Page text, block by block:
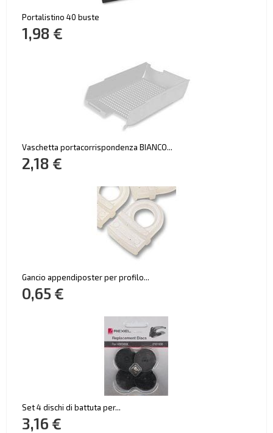
Portalistino 40 buste
1,98 €
Vaschetta portacorrispondenza BIANCO...
2,18 €
Gancio appendiposter per profilo...
0,65 €
Set 4 dischi di battuta per...
3,16 €